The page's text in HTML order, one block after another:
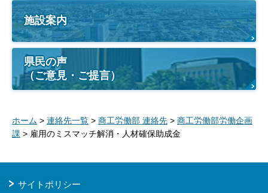
施設案内
県民の声
（ご意見・ご提言）
ホーム > 連絡先一覧 > 商工労働部 連絡先 > 商工労働部労働企画
課 > 雇用のミスマッチ解消・人材確保助成金
サイトポリシー